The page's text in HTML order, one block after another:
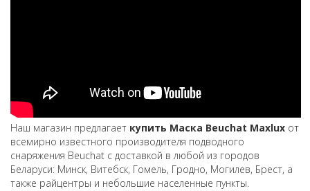
Наш магазин предлагает купить Маска Beuchat Maxlux от
всемирно известного производителя подводного
снаряжения Beuchat с доставкой в любой из городов
Беларуси: Минск, Витебск, Гомель, Гродно, Могилев, Брест, а
также райцентры и небольшие населенные пункты.